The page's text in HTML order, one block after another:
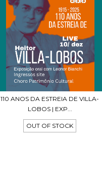
110 ANOS DA ESTREIA DE VILLA-
LOBOS | EXP...
OUT OF STOCK